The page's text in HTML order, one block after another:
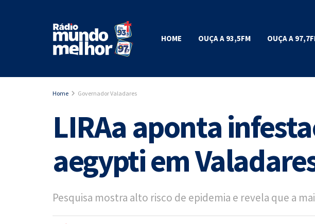
HOME OUÇA A 93,5FM OUÇA A
Home Governador Valadares
LIRAa aponta
aegypti em
Pesquisa mostra alto risco de epidemia e revela que a